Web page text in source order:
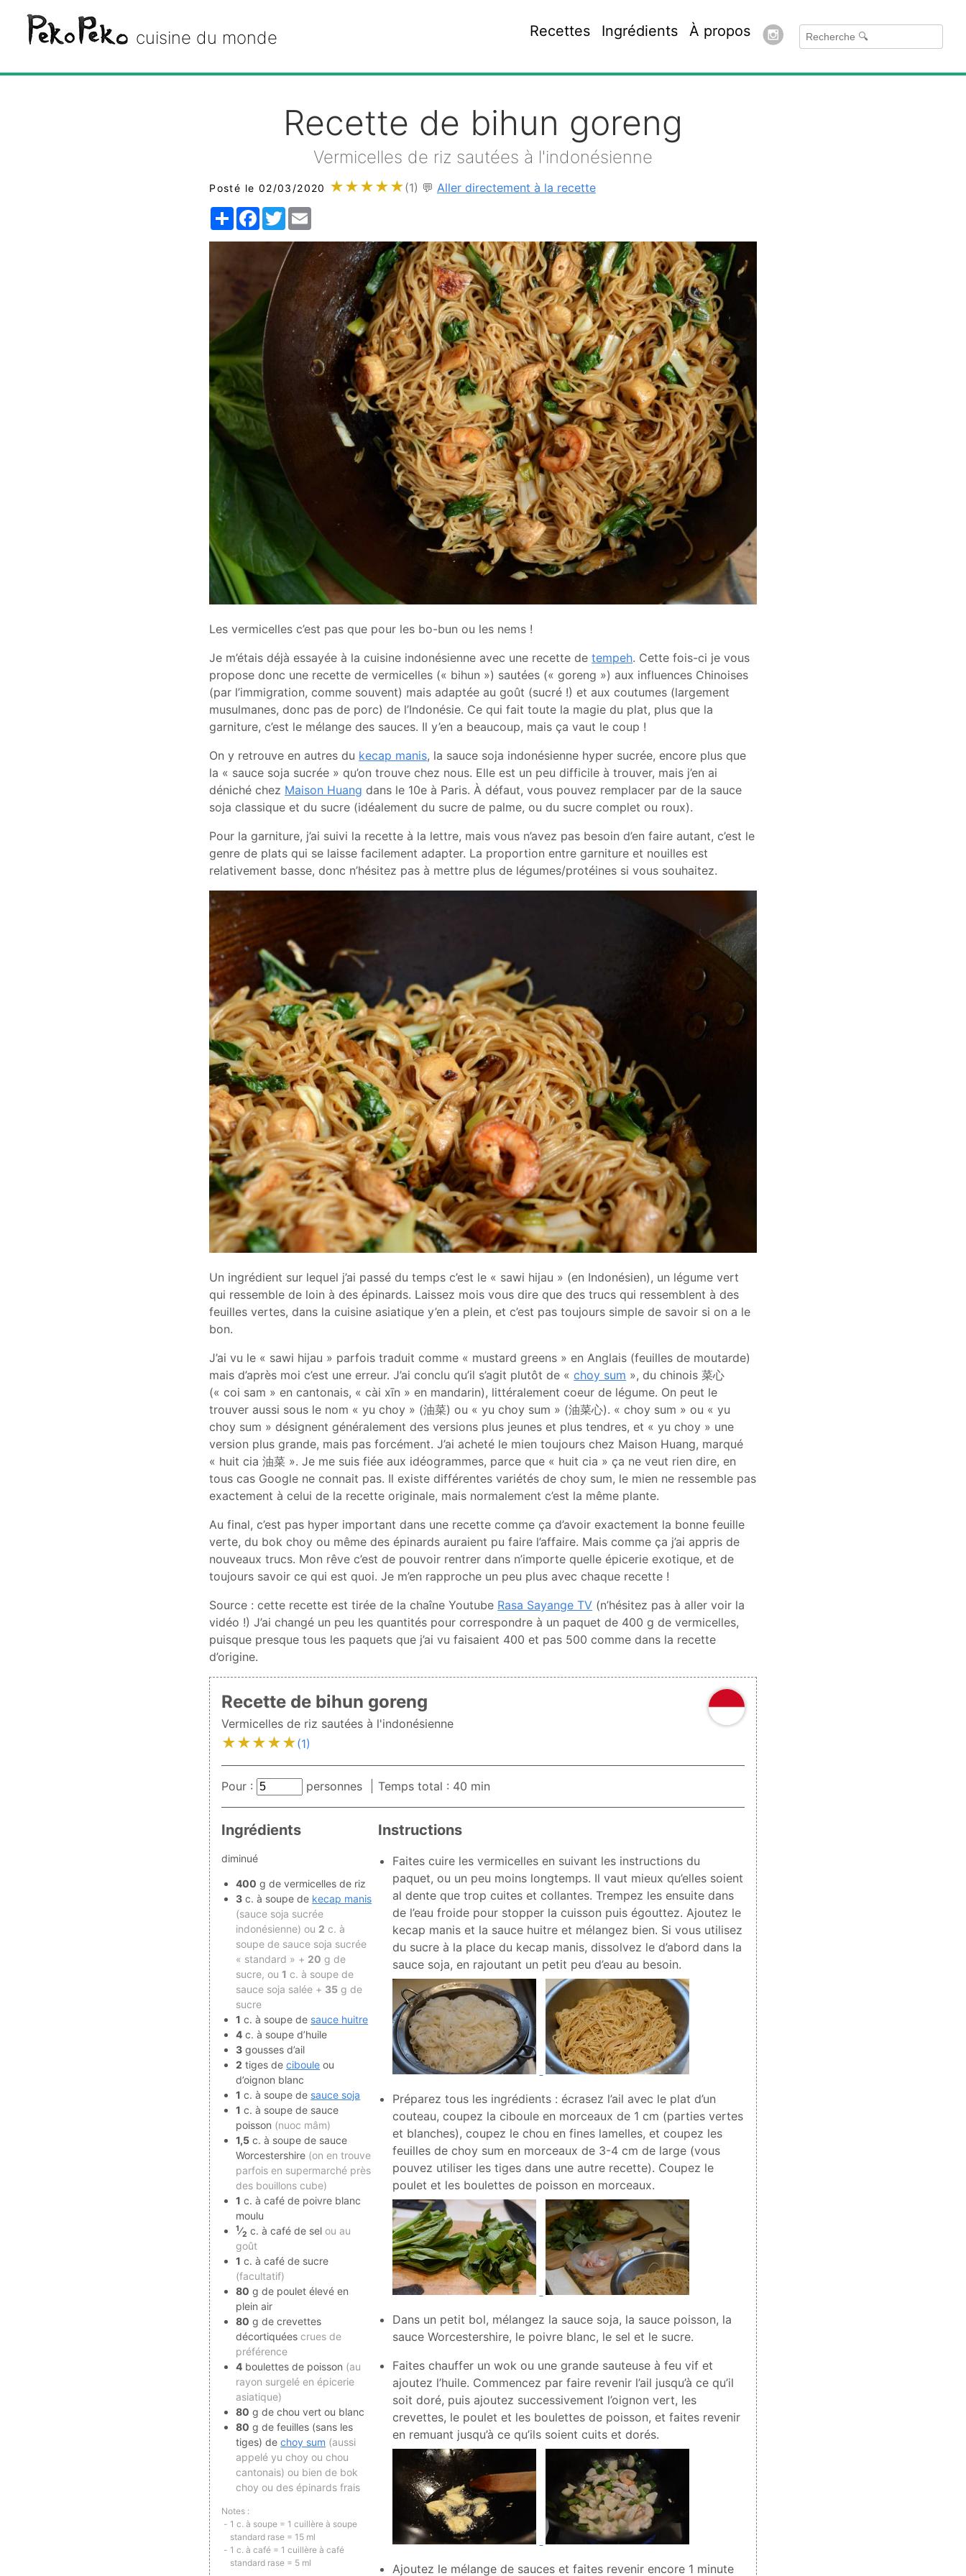
Peko Peko
cuisine du monde Recettes Ingrédients À propos
Recette de bihun goreng
Vermicelles de riz sautées à l'indonésienne
Posté le 02/03/2020 ★★★★★(1) 💬 Aller directement à la recette
ShareFacebook
Twitter
Les vermicelles c’est pas que pour les bo-bun ou les nems !
Je m’étais déjà essayée à la cuisine indonésienne avec une recette detempeh. Cette fois-ci je vous
propose donc une recette de vermicelles (« bihun ») sautées (« goreng ») aux influences Chinoises
(par l’immigration, comme souvent) mais adaptée au goût (sucré !) et aux coutumes (largement
musulmanes, donc pas de porc) de l’Indonésie. Ce qui fait toute la magie du plat, plus que la
garniture, c’est le mélange des sauces. Il y’en a beaucoup, mais ça vaut le coup !
On y retrouve en autres du kecap manis, la sauce soja indonésienne hyper sucrée, encore plus que
la « sauce soja sucrée » qu’on trouve chez nous. Elle est un peu difficile à trouver, mais j’en ai
déniché chez Maison Huang dans le 10e à Paris. À défaut, vous pouvez remplacer par de la sauce
soja classique et du sucre (idéalement du sucre de palme, ou du sucre complet ou roux).
Pour la garniture, j’ai suivi la recette à la lettre, mais vous n’avez pas besoin d’en faire autant, c’est le
genre de plats qui se laisse facilement adapter. La proportion entre garniture et nouilles est
relativement basse, donc n’hésitez pas à mettre plus de légumes/protéines si vous souhaitez.
Un ingrédient sur lequel j’ai passé du temps c’est le « sawi hijau » (en Indonésien), un légume vert
qui ressemble de loin à des épinards. Laissez mois vous dire que des trucs qui ressemblent à des
feuilles vertes, dans la cuisine asiatique y’en a plein, et c’est pas toujours simple de savoir si on a le
bon.
J’ai vu le « sawi hijau » parfois traduit comme « mustard greens » en Anglais (feuilles de moutarde)
mais d’après moi c’est une erreur. J’ai conclu qu’il s’agit plutôt de «choy sum », du chinois 菜心
(« coi sam » en cantonais, « cài xīn » en mandarin), littéralement coeur de légume. On peut le
trouver aussi sous le nom « yu choy » (油菜) ou « yu choy sum » (油菜心). « choy sum » ou « yu
choy sum » désignent généralement des versions plus jeunes et plus tendres, et « yu choy » une
version plus grande, mais pas forcément. J’ai acheté le mien toujours chez Maison Huang, marqué
« huit cia 油菜 ». Je me suis fiée aux idéogrammes, parce que « huit cia » ça ne veut rien dire, en
tous cas Google ne connait pas. Il existe différentes variétés de choy sum, le mien ne ressemble pas
exactement à celui de la recette originale, mais normalement c’est la même plante.
Au final, c’est pas hyper important dans une recette comme ça d’avoir exactement la bonne feuille
verte, du bok choy ou même des épinards auraient pu faire l’affaire. Mais comme ça j’ai appris de
nouveaux trucs. Mon rêve c’est de pouvoir rentrer dans n’importe quelle épicerie exotique, et de
toujours savoir ce qui est quoi. Je m’en rapproche un peu plus avec chaque recette !
Source : cette recette est tirée de la chaîne Youtube Rasa Sayange TV (n’hésitez pas à aller voir la
vidéo !) J’ai changé un peu les quantités pour correspondre à un paquet de 400 g de vermicelles,
puisque presque tous les paquets que j’ai vu faisaient 400 et pas 500 comme dans la recette
d’origine.
Recette de bihun goreng
Vermicelles de riz sautées à l'indonésienne
★★★★★(1)
Pour : personnes Temps total : 40 min
Ingrédients
diminué
400 g de vermicelles de riz
3 c. à soupe de kecap manis
(sauce soja sucrée
indonésienne) ou 2 c. à
soupe de sauce soja sucrée
« standard » + 20 g de
sucre, ou1 c. à soupe de
sauce soja salée + 35 g de
sucre
1 c. à soupe de sauce huitre
4 c. à soupe d’huile
3 gousses d’ail
2 tiges deciboule ou
d’oignon blanc
1 c. à soupe de sauce soja
1 c. à soupe de sauce
poisson (nuoc mâm)
1,5 c. à soupe de sauce
Worcestershire (on en trouve
parfois en supermarché près
des bouillons cube)
1 c. à café de poivre blanc
moulu
1⁄2 c. à café de selou au
goût
1 c. à café de sucre
(facultatif)
80 g de poulet élevé en
plein air
80 g de crevettes
décortiquéescrues de
préférence
4 boulettes de poisson (au
rayon surgelé en épicerie
asiatique)
80 g de chou vert ou blanc
80 g de feuilles (sans les
tiges) dechoy sum (aussi
appelé yu choy ou chou
cantonais) ou bien de bok
choy ou des épinards frais
Notes :
1 c. à soupe = 1 cuillère à soupe
standard rase = 15 ml
1 c. à café = 1 cuillère à café
standard rase = 5 ml
Instructions
Faites cuire les vermicelles en suivant les instructions du
paquet, ou un peu moins longtemps. Il vaut mieux qu’elles soient
al dente que trop cuites et collantes. Trempez les ensuite dans
de l’eau froide pour stopper la cuisson puis égouttez. Ajoutez le
kecap manis et la sauce huitre et mélangez bien. Si vous utilisez
du sucre à la place du kecap manis, dissolvez le d’abord dans la
sauce soja, en rajoutant un petit peu d’eau au besoin.
Préparez tous les ingrédients : écrasez l’ail avec le plat d’un
couteau, coupez la ciboule en morceaux de 1 cm (parties vertes
et blanches), coupez le chou en fines lamelles, et coupez les
feuilles de choy sum en morceaux de 3-4 cm de large (vous
pouvez utiliser les tiges dans une autre recette). Coupez le
poulet et les boulettes de poisson en morceaux.
Dans un petit bol, mélangez la sauce soja, la sauce poisson, la
sauce Worcestershire, le poivre blanc, le sel et le sucre.
Faites chauffer un wok ou une grande sauteuse à feu vif et
ajoutez l’huile. Commencez par faire revenir l’ail jusqu’à ce qu’il
soit doré, puis ajoutez successivement l’oignon vert, les
crevettes, le poulet et les boulettes de poisson, et faites revenir
en remuant jusqu’à ce qu’ils soient cuits et dorés.
Ajoutez le mélange de sauces et faites revenir encore 1 minute